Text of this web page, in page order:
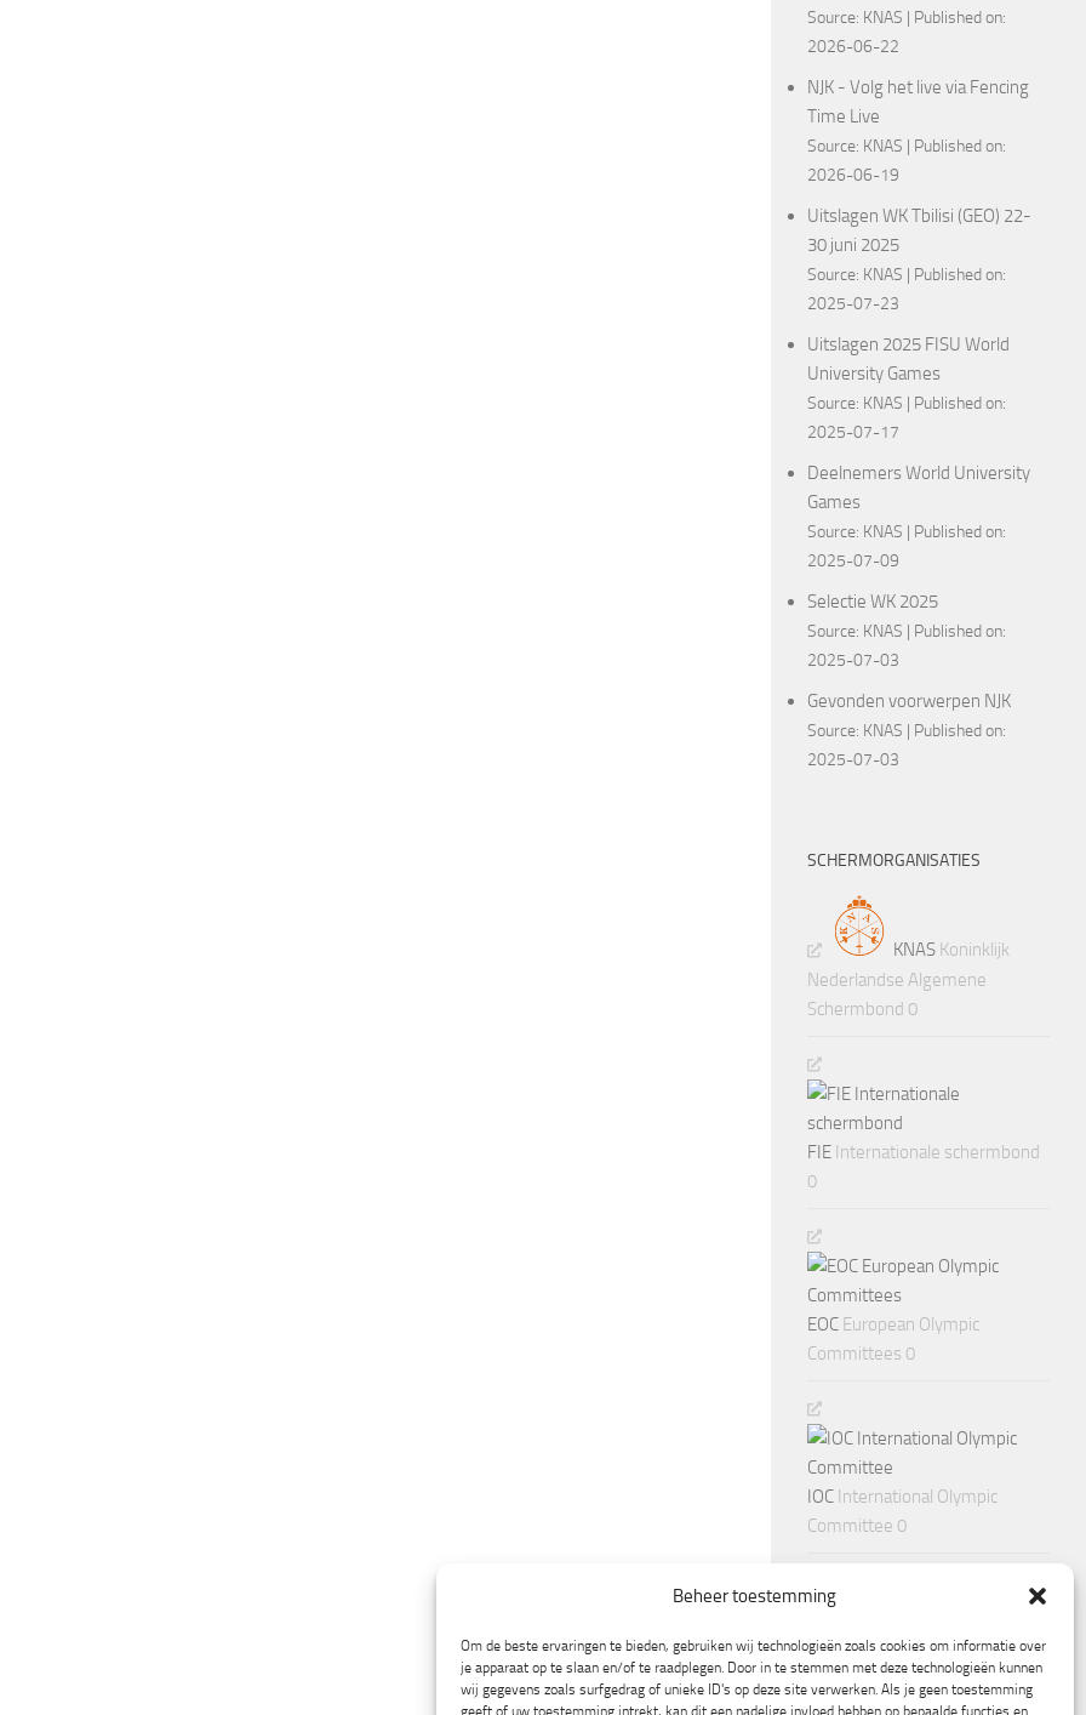
Beheer toestemming
Om de beste ervaringen te bieden, gebruiken wij technologieën zoals cookies om informatie over
je apparaat op te slaan en/of te raadplegen. Door in te stemmen met deze technologieën kunnen
wij gegevens zoals surfgedrag of unieke ID's op deze site verwerken. Als je geen toestemming
geeft of uw toestemming intrekt, kan dit een nadelige invloed hebben op bepaalde functies en
Source: KNAS
Published on:
2026-06-22
NJK - Volg het live via Fencing
Time Live
Source: KNAS
Published on:
2026-06-19
Uitslagen WK Tbilisi (GEO) 22-
30 juni 2025
Source: KNAS
Published on:
2025-07-23
Uitslagen 2025 FISU World
University Games
Source: KNAS
Published on:
2025-07-17
Deelnemers World University
Games
Source: KNAS
Published on:
2025-07-09
Selectie WK 2025
Source: KNAS
Published on:
2025-07-03
Gevonden voorwerpen NJK
Source: KNAS
Published on:
2025-07-03
SCHERMORGANISATIES
KNAS Koninklijk
Nederlandse Algemene
Schermbond 0
FIE Internationale schermbond
0
EOC European Olympic
Committees 0
IOC International Olympic
Committee 0